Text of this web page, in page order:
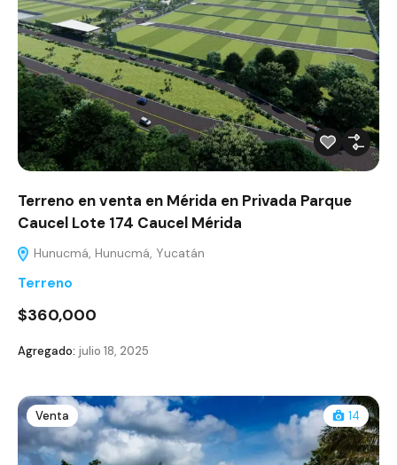
Terreno en venta en Mérida en Privada Parque
Caucel Lote 174 Caucel Mérida
Hunucmá, Hunucmá, Yucatán
Terreno
$360,000
Agregado: julio 18, 2025
Venta 14